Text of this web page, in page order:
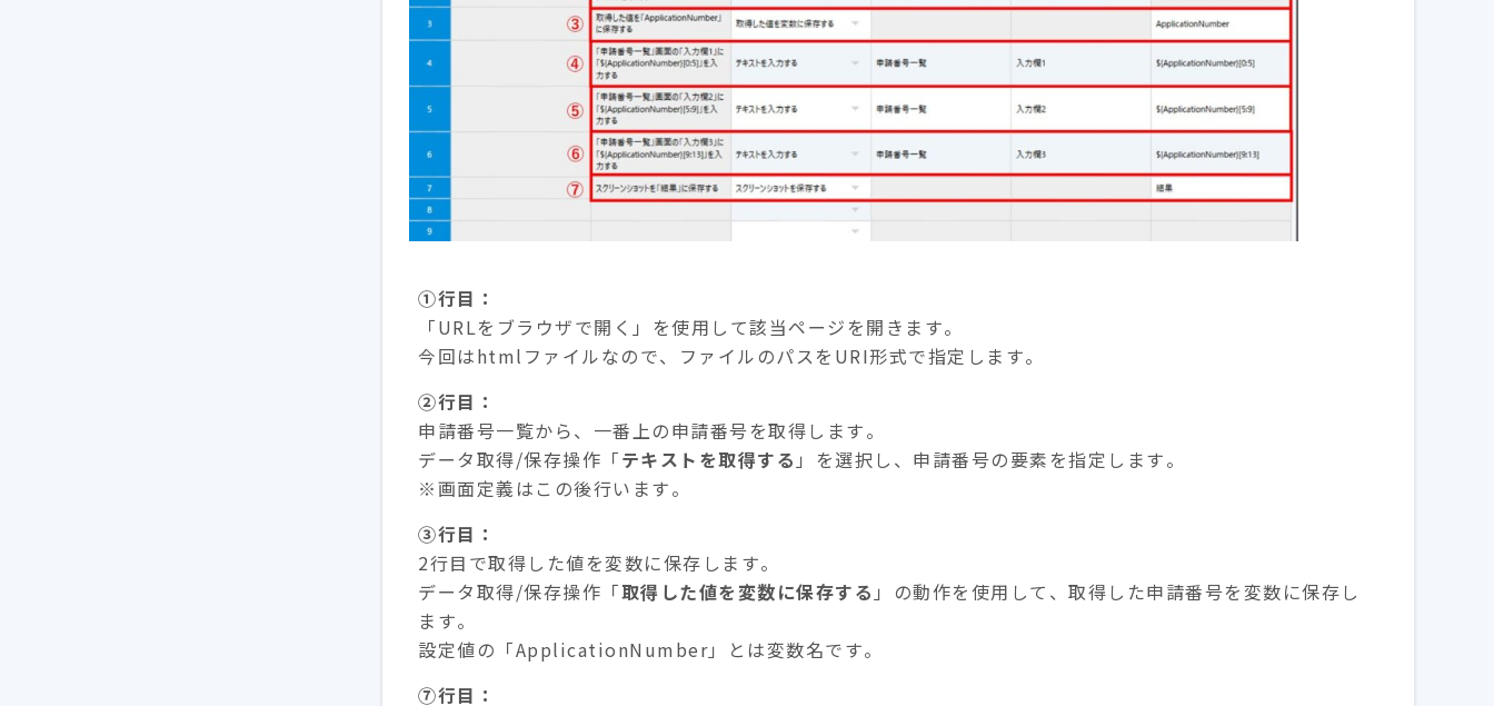
①行目：
「URLをブラウザで開く」を使用して該当ページを開きます。
今回はhtmlファイルなので、ファイルのパスをURI形式で指定します。
②行目：
申請番号一覧から、一番上の申請番号を取得します。
データ取得/保存操作「テキストを取得する 」を選択し、申請番号の要素を指定します。
※画面定義はこの後行います。
③行目：
2行目で取得した値を変数に保存します。
データ取得/保存操作「取得した値を変数に保存する 」の動作を使用して、取得した申請番号を変数に保存し
ます。
設定値の「ApplicationNumber」とは変数名です。
⑦行目：